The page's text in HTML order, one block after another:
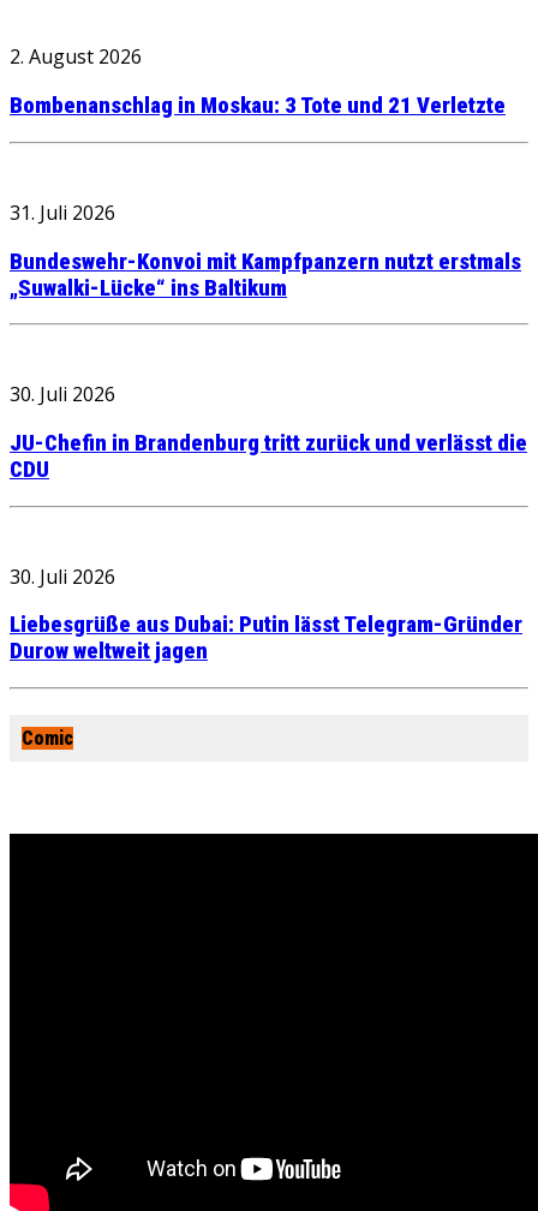
2. August 2026
Bombenanschlag in Moskau: 3 Tote und 21 Verletzte
31. Juli 2026
Bundeswehr-Konvoi mit Kampfpanzern nutzt erstmals
„Suwalki-Lücke“ ins Baltikum
30. Juli 2026
JU-Chefin in Brandenburg tritt zurück und verlässt die
CDU
30. Juli 2026
Liebesgrüße aus Dubai: Putin lässt Telegram-Gründer
Durow weltweit jagen
Comic